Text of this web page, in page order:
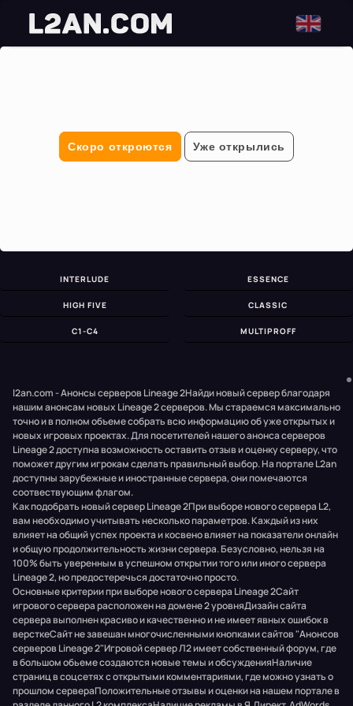
Скоро откроются Уже открылись
INTERLUDE ESSENCE
HIGH FIVE CLASSIC
C1-C4 MULTIPROFF
l2an.com - Анонсы серверов Lineage 2Найди новый сервер благодаря
нашим анонсам новых Lineage 2 серверов. Мы стараемся максимально
точно и в полном объеме собрать всю информацию об уже открытых и
новых игровых проектах. Для посетителей нашего анонса серверов
Lineage 2 доступна возможность оставить отзыв и оценку серверу, что
поможет другим игрокам сделать правильный выбор. На портале L2an
доступны зарубежные и иностранные сервера, они помечаются
соотвествующим флагом.
Как подобрать новый сервер Lineage 2При выборе нового сервера L2,
вам необходимо учитывать несколько параметров. Каждый из них
влияет на общий успех проекта и косвено влияет на показатели онлайн
и общую продолжительность жизни сервера. Безусловно, нельзя на
100% быть уверенным в успешном открытии того или иного сервера
Lineage 2, но предостеречься достаточно просто.
Основные критерии при выборе нового сервера Lineage 2Сайт
игрового сервера расположен на домене 2 уровняДизайн сайта
сервера выполнен красиво и качественно и не имеет явных ошибок в
версткеСайт не завешан многочисленными кнопками сайтов "Анонсов
серверов Lineage 2"Игровой сервер Л2 имеет собственный форум, где
в большом обьеме создаются новые темы и обсужденияНаличие
страниц в соцсетях с открытыми комментариями, где можно узнать о
прошлом сервераПоложительные отзывы и оценки на нашем портале в